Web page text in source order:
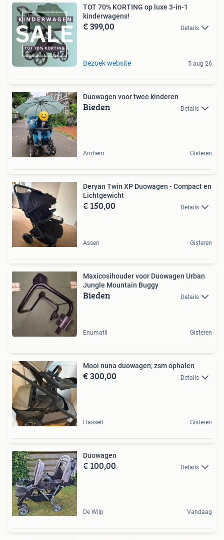
TOT 70% KORTING op luxe 3-in-1
kinderwagens!
€ 399,00 Details
Bezoek website 5 aug 26
Duowagen voor twee kinderen
Bieden Details
Arnhem Gisteren
Deryan Twin XP Duowagen - Compact en
Lichtgewicht
€ 150,00 Details
Assen Gisteren
Maxicosihouder voor Duowagen Urban
Jungle Mountain Buggy
Bieden Details
Enumatil Gisteren
Mooi nuna duowagen; zsm ophalen
€ 300,00 Details
Hasselt Gisteren
Duowagen
€ 100,00 Details
De Wilp Vandaag